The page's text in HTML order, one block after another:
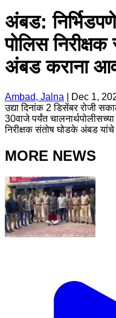
अंबड:
पोलिस
अंबड कराना
Ambad, Jalna
Dec 1,
उद्या दिनांक 2 डिसेंबर रोजी
30वाजे पर्यंत
निरीक्षक संतोष घोडके अंबड
MORE NEWS